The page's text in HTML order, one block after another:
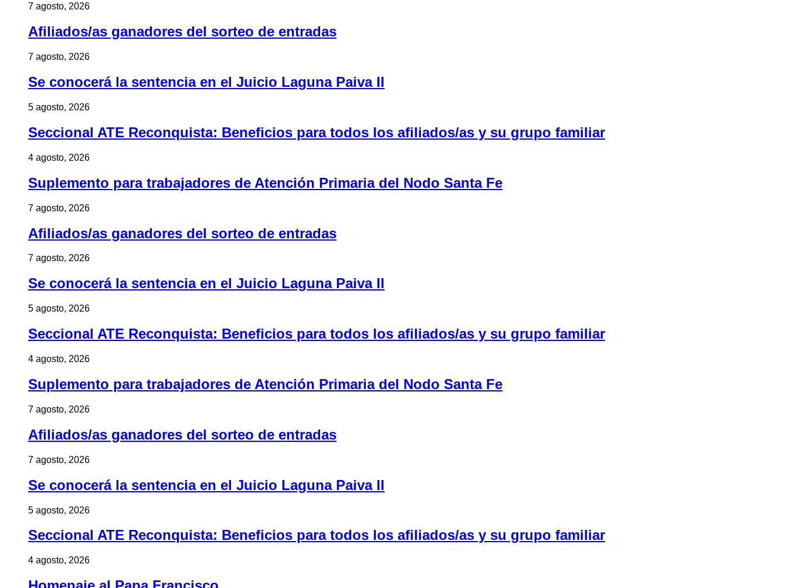
7 agosto, 2026
Afiliados/as ganadores del sorteo de entradas
7 agosto, 2026
Se conocerá la sentencia en el Juicio Laguna Paiva II
5 agosto, 2026
Seccional ATE Reconquista: Beneficios para todos los afiliados/as y su grupo familiar
4 agosto, 2026
Suplemento para trabajadores de Atención Primaria del Nodo Santa Fe
7 agosto, 2026
Afiliados/as ganadores del sorteo de entradas
7 agosto, 2026
Se conocerá la sentencia en el Juicio Laguna Paiva II
5 agosto, 2026
Seccional ATE Reconquista: Beneficios para todos los afiliados/as y su grupo familiar
4 agosto, 2026
Suplemento para trabajadores de Atención Primaria del Nodo Santa Fe
7 agosto, 2026
Afiliados/as ganadores del sorteo de entradas
7 agosto, 2026
Se conocerá la sentencia en el Juicio Laguna Paiva II
5 agosto, 2026
Seccional ATE Reconquista: Beneficios para todos los afiliados/as y su grupo familiar
4 agosto, 2026